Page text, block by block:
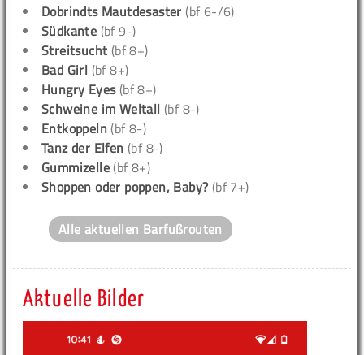
Dobrindts Mautdesaster (bf 6-/6)
Südkante (bf 9-)
Streitsucht (bf 8+)
Bad Girl (bf 8+)
Hungry Eyes(bf 8+)
Schweine im Weltall (bf 8-)
Entkoppeln (bf 8-)
Tanz der Elfen (bf 8-)
Gummizelle (bf 8+)
Shoppen oder poppen, Baby? (bf 7+)
Alle aktuellen Barfußrouten
Aktuelle Bilder